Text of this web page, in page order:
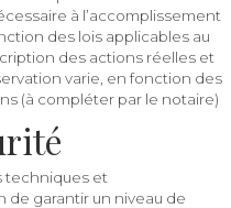
à l’accomplissement
des lois applicables au
des actions réelles et
varie, en fonction des
(à compléter par le notaire)
techniques et
de garantir un niveau de